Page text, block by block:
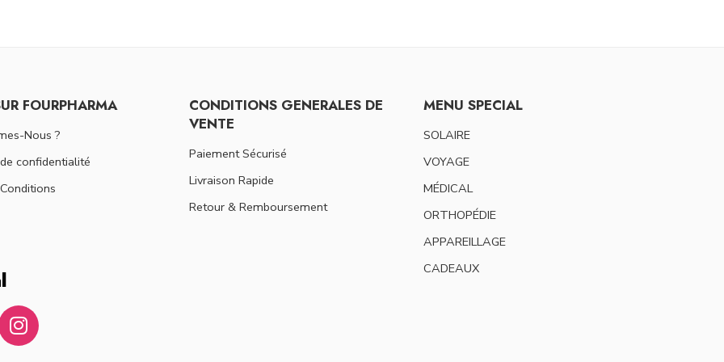
FOURPHARMA
Nous ?
confidentialité
CONDITIONS GENERALES DE
VENTE
Paiement Sécurisé
Livraison Rapide
Retour & Remboursement
MENU SPECIAL
SOLAIRE
VOYAGE
MÉDICAL
ORTHOPÉDIE
APPAREILLAGE
CADEAUX